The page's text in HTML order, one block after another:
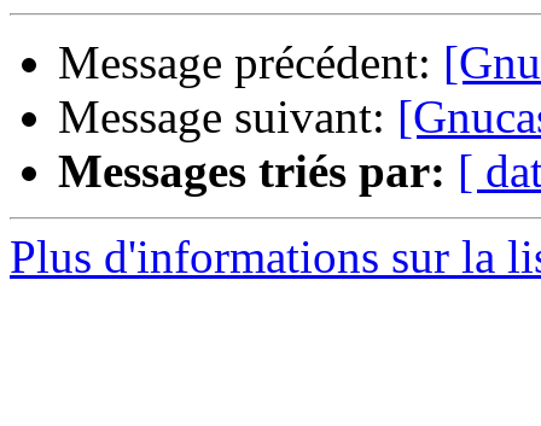
Message précédent:
Message suivant:
Messages triés par: [
Plus d'informations sur la